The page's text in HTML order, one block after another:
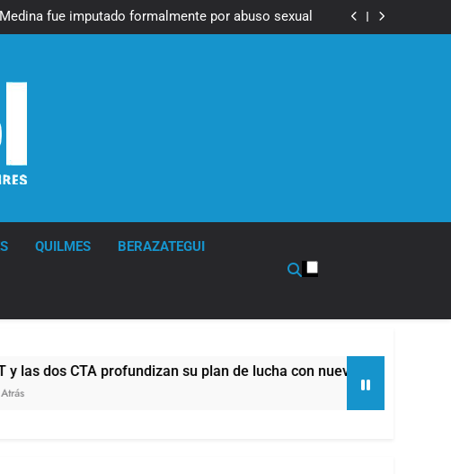
fue imputado formalmente por abuso sexual
profundizan su plan de lucha con nuevas marchas
profundizan su plan de lucha con nuevas marchas
QUILMES BERAZATEGUI
CTA profundizan su plan de lucha con nuevas marchas contra el